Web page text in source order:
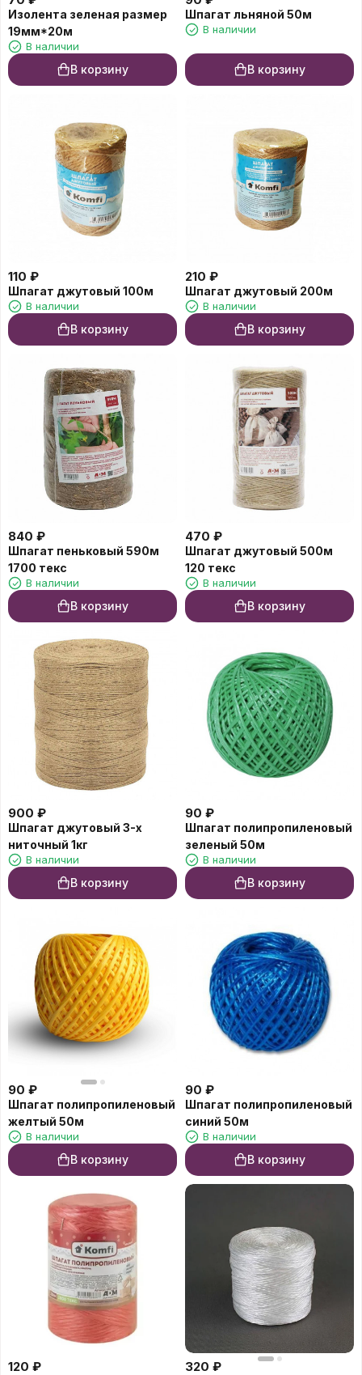
Изолента зеленая размер
19мм*20м
В наличии
В корзину
Шпагат льняной 50м
В наличии
В корзину
110 ₽
Шпагат джутовый 100м
В наличии
В корзину
210 ₽
Шпагат джутовый 200м
В наличии
В корзину
840 ₽
Шпагат пеньковый 590м
1700 текс
В наличии
В корзину
470 ₽
Шпагат джутовый 500м
120 текс
В наличии
В корзину
900 ₽
Шпагат джутовый 3-х
ниточный 1кг
В наличии
В корзину
90 ₽
Шпагат полипропиленовый
зеленый 50м
В наличии
В корзину
90 ₽
Шпагат полипропиленовый
желтый 50м
В наличии
В корзину
90 ₽
Шпагат полипропиленовый
синий 50м
В наличии
В корзину
120 ₽ 320 ₽